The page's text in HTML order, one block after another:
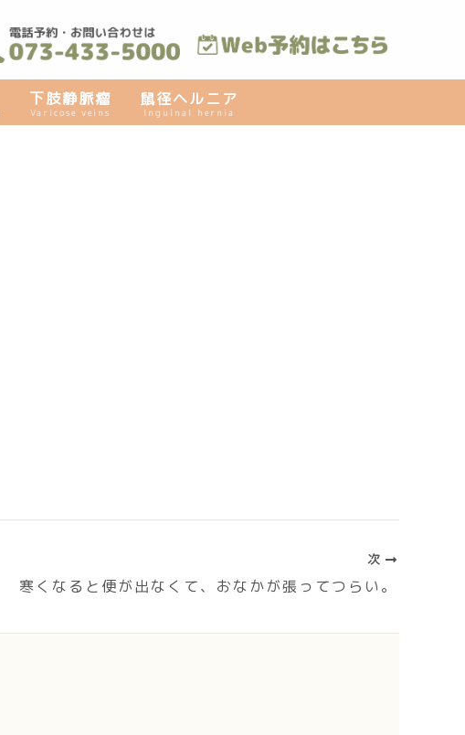
下肢静脈瘤
Varicose veins
鼠径ヘルニア
Inguinal hernia
次
寒くなると便が出なくて、おなかが張ってつらい。